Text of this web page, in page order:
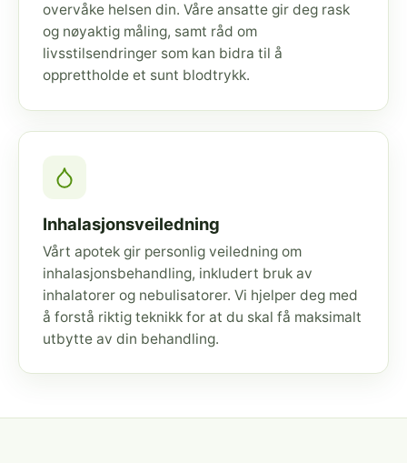
overvåke helsen din. Våre ansatte gir deg rask
og nøyaktig måling, samt råd om
livsstilsendringer som kan bidra til å
opprettholde et sunt blodtrykk.
Inhalasjonsveiledning
Vårt apotek gir personlig veiledning om
inhalasjonsbehandling, inkludert bruk av
inhalatorer og nebulisatorer. Vi hjelper deg med
å forstå riktig teknikk for at du skal få maksimalt
utbytte av din behandling.